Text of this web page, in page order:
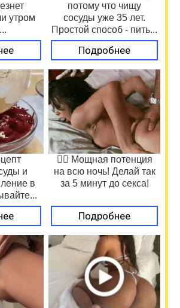
утром
потому что чищу
сосуды уже 35 лет.
Простой способ - пить...
Подробнее
и
в
❤️‍🔥 Мощная потенция
на всю ночь! Делай так
за 5 минут до секса!
Подробнее